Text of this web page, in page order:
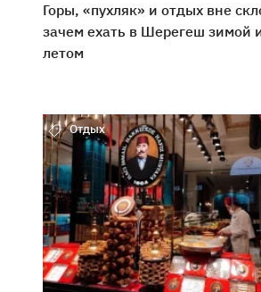
Горы, «пухляк» и отдых вне
зачем ехать в Шерегеш зимой
летом
Отдых